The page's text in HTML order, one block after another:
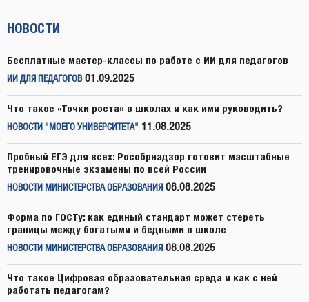
НОВОСТИ
Бесплатные мастер-классы по работе с ИИ для педагогов
ИИ ДЛЯ ПЕДАГОГОВ 01.09.2025
Что такое «Точки роста» в школах и как ими руководить?
НОВОСТИ "МОЕГО УНИВЕРСИТЕТА" 11.08.2025
Пробный ЕГЭ для всех: Рособрнадзор готовит масштабные
тренировочные экзамены по всей России
НОВОСТИ МИНИСТЕРСТВА ОБРАЗОВАНИЯ 08.08.2025
Форма по ГОСТу: как единый стандарт может стереть
границы между богатыми и бедными в школе
НОВОСТИ МИНИСТЕРСТВА ОБРАЗОВАНИЯ 08.08.2025
Что такое Цифровая образовательная среда и как с ней
работать педагогам?